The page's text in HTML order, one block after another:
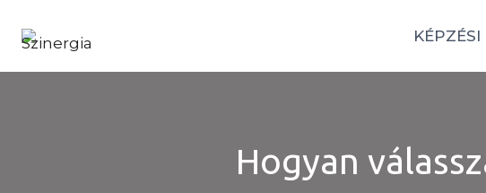
content
Hogyan